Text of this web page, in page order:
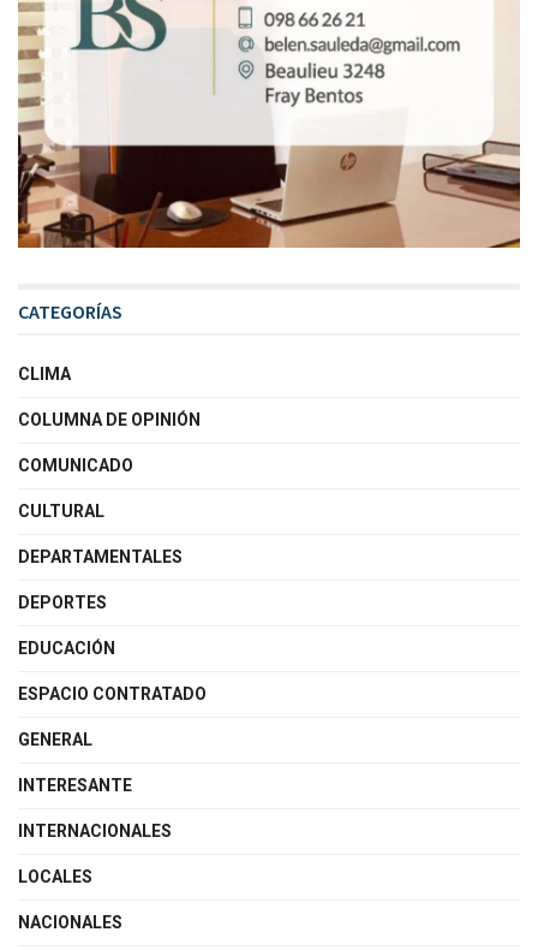
CATEGORÍAS
CLIMA
COLUMNA DE OPINIÓN
COMUNICADO
CULTURAL
DEPARTAMENTALES
DEPORTES
EDUCACIÓN
ESPACIO CONTRATADO
GENERAL
INTERESANTE
INTERNACIONALES
LOCALES
NACIONALES